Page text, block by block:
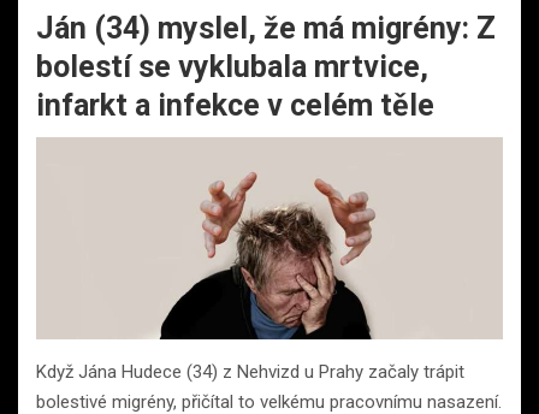
Ján (34) myslel, že má migrény: Z
bolestí se vyklubala mrtvice,
infarkt a infekce v celém těle
Když Jána Hudece (34) z Nehvizd u Prahy začaly trápit
bolestivé migrény, přičítal to velkému pracovnímu nasazení.